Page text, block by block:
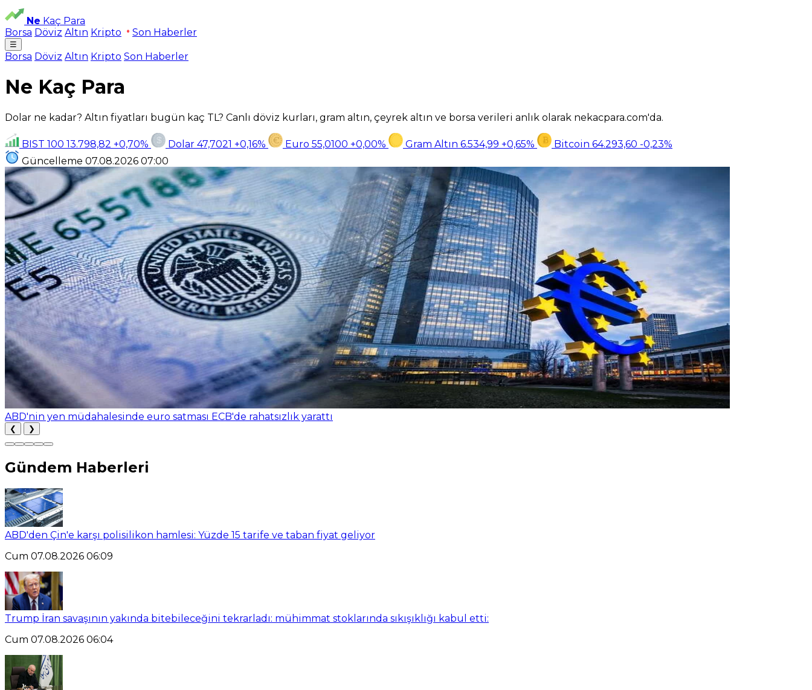
Ne Kaç Para
Borsa Döviz Altın Kripto Son Haberler
☰
Borsa Döviz Altın Kripto Son Haberler
Ne Kaç Para
Dolar ne kadar? Altın fiyatları bugün kaç TL? Canlı döviz kurları, gram altın, çeyrek altın ve borsa verileri anlık olarak nekacpara.com'da.
BIST 100 13.798,82 +0,70% Dolar 47,7021 +0,16% Euro 55,0100 +0,00% Gram Altın 6.534,99 +0,65% Bitcoin 64.293,60 -0,23%
Güncelleme 07.08.2026 07:00
Çin'in ihracatı temmuzda beklentileri aştı, yapay zeka talebi büyümeyi destekledi
❮ ❯
Gündem Haberleri
ABD'den Çin'e karşı polisilikon hamlesi: Yüzde 15 tarife ve taban fiyat geliyor
Cum 07.08.2026 06:09
Trump İran savaşının yakında bitebileceğini tekrarladı: mühimmat stoklarında sıkışıklığı kabul etti:
Cum 07.08.2026 06:04